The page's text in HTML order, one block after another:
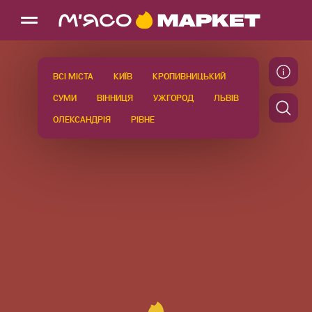
ВСІ МІСТА КИЇВ КРОПИВНИЦЬКИЙ
СУМИ ВІННИЦЯ УЖГОРОД ЛЬВІВ
ОЛЕКСАНДРІЯ РІВНЕ